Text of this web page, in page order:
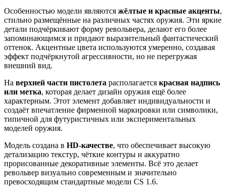
Особенностью модели являются жёлтые и красные акценты,
стильно размещённые на различных частях оружия. Эти яркие
детали подчёркивают форму револьвера, делают его более
запоминающимся и придают выразительный фантастический
оттенок. Акцентные цвета используются умеренно, создавая
эффект подчёркнутой агрессивности, но не перегружая
внешний вид.
На верхней части пистолета располагается красная надпись
или метка, которая делает дизайн оружия ещё более
характерным. Этот элемент добавляет индивидуальности и
создаёт впечатление фирменной маркировки или символики,
типичной для футуристичных или экспериментальных
моделей оружия.
Модель создана в HD-качестве, что обеспечивает высокую
детализацию текстур, чёткие контуры и аккуратно
прорисованные декоративные элементы. Всё это делает
револьвер визуально современным и значительно
превосходящим стандартные модели CS 1.6.